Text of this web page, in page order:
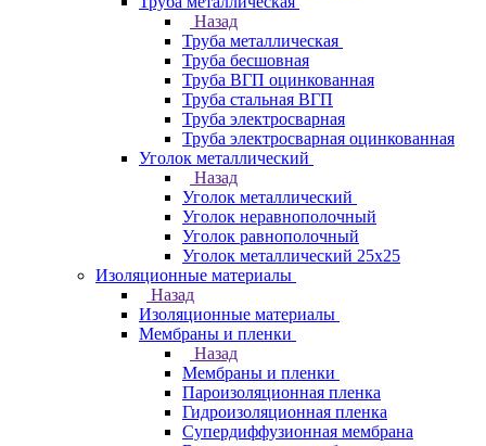
Назад
Труба металлическая
Труба бесшовная
Труба ВГП оцинкованная
Труба стальная ВГП
Труба электросварная
Труба электросварная оцинкованная
Уголок металлический
Назад
Уголок металлический
Уголок неравнополочный
Уголок равнополочный
Уголок металлический 25х25
Изоляционные материалы
Назад
Изоляционные материалы
Мембраны и пленки
Назад
Мембраны и пленки
Пароизоляционная пленка
Гидроизоляционная пленка
Супердиффузионная мембрана